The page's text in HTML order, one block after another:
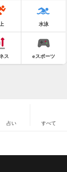
水泳
ス eスポーツ
占い すべて